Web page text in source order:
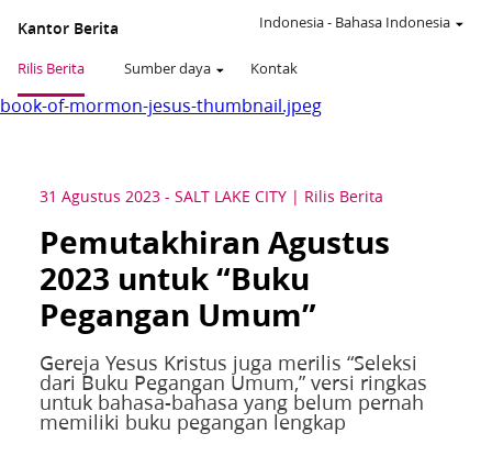
Kantor Berita
Rilis Berita Sumber daya Kontak
Indonesia- Bahasa Indonesia
book-of-mormon-jesus-thumbnail.jpeg
31 Agustus 2023 - SALT LAKE CITY Rilis Berita
Pemutakhiran Agustus
2023 untuk “Buku
Pegangan Umum”
Gereja Yesus Kristus juga merilis “Seleksi
dari Buku Pegangan Umum,” versi ringkas
untuk bahasa-bahasa yang belum pernah
memiliki buku pegangan lengkap